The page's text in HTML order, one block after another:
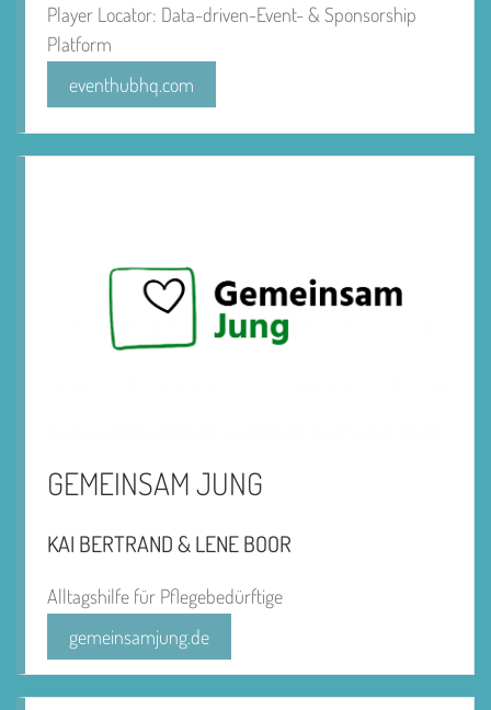
Player Locator: Data-driven-Event- & Sponsorship
Platform
eventhubhq.com
GEMEINSAM JUNG
KAI BERTRAND & LENE BOOR
Alltagshilfe für Pflegebedürftige
gemeinsamjung.de